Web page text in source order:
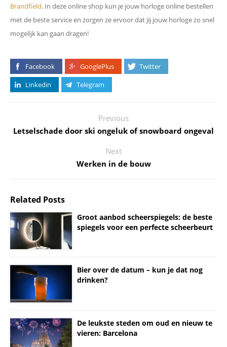
Brandfield. In deze online shop kun je jouw horloge online bestellen
met de beste service en zorgen ze ervoor dat jij jouw horloge zo snel
mogelijk kan gaan dragen!
Facebook GooglePlus
Twitter
Linkedin
Telegram
Previous
Letselschade door ski ongeluk of snowboard ongeval
Next
Werken in de bouw
Related Posts
Groot aanbod scheerspiegels: de beste
spiegels voor een perfecte scheerbeurt
Bier over de datum – kun je dat nog
drinken?
De leukste steden om oud en nieuw te
vieren: Barcelona